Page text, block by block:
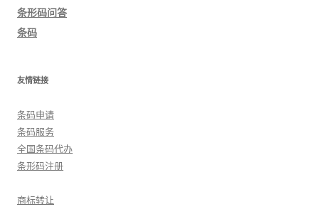
条形码问答
条码
友情链接
条码申请
条码服务
全国条码代办
条形码注册
商标转让